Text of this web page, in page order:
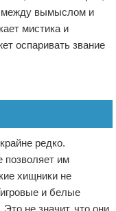
между вымыслом и
мистика и
оспаривать звание
редко.
позволяет им
хищники не
и белые
не значит, что они